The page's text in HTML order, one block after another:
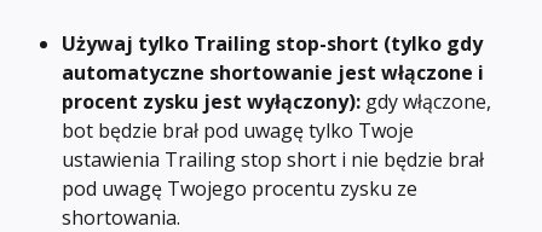
Używaj tylko Trailing stop-short (tylko gdy
automatyczne shortowanie jest włączone i
procent zysku jest wyłączony): gdy włączone,
bot będzie brał pod uwagę tylko Twoje
ustawienia Trailing stop short i nie będzie brał
pod uwagę Twojego procentu zysku ze
shortowania.